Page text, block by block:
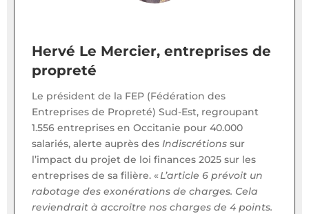
Hervé Le Mercier, entreprises de
propreté
Le président de la FEP (Fédération des
Entreprises de Propreté) Sud-Est, regroupant
1.556 entreprises en Occitanie pour 40.000
salariés, alerte auprès des Indiscrétions sur
l’impact du projet de loi finances 2025 sur les
entreprises de sa filière. «L’article 6 prévoit un
rabotage des exonérations de charges. Cela
reviendrait à accroître nos charges de 4 points.